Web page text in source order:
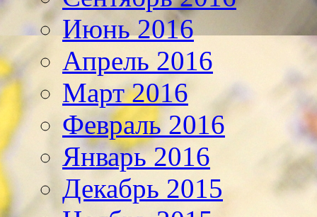
Июнь 2016
Апрель 2016
Март 2016
Февраль 2016
Январь 2016
Декабрь 2015